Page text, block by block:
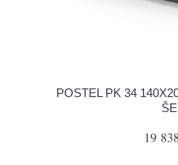
POSTEL PK 34
19